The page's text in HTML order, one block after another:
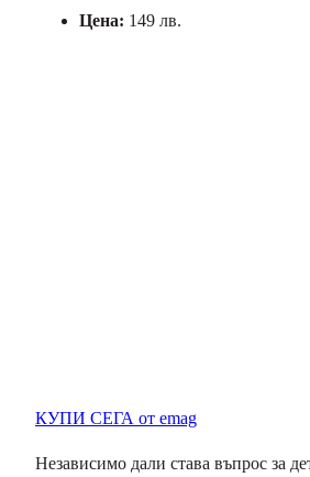
Цена: 149 лв.
КУПИ СЕГА от emag
Независимо дали става въпрос за